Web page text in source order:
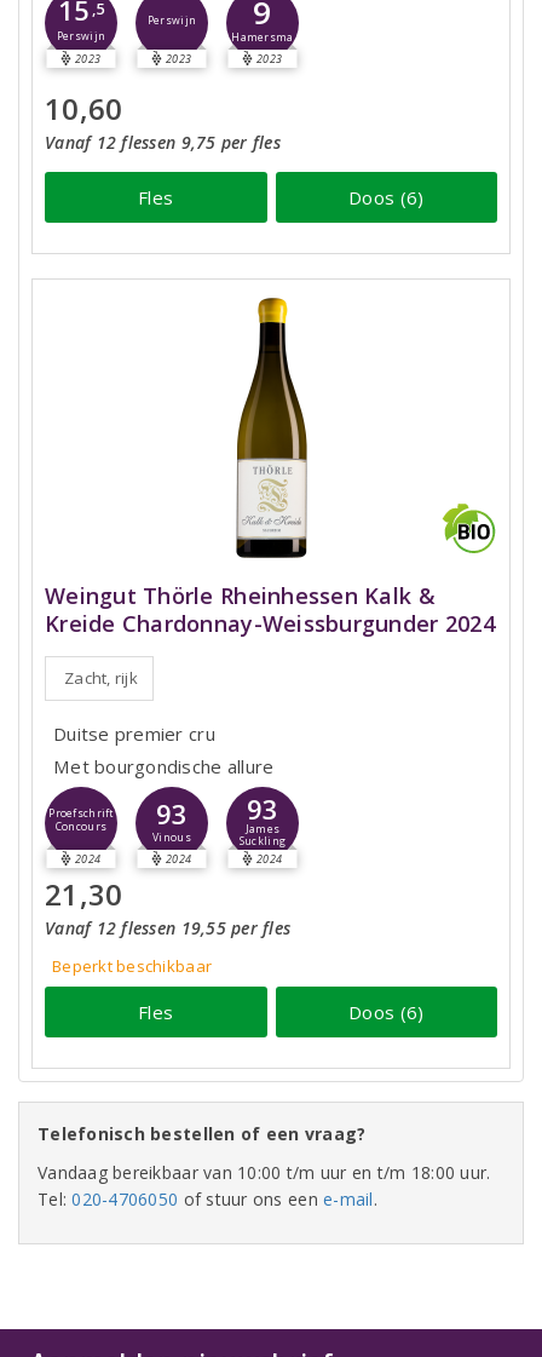
15 ,5
Perswijn
2023
Perswijn
2023
9
Hamersma
2023
10,60
Vanaf 12 flessen 9,75 per fles
Fles Doos (6)
Weingut Thörle Rheinhessen Kalk &
Kreide Chardonnay-Weissburgunder 2024
Zacht, rijk
Duitse premier cru
Met bourgondische allure
Proefschrift
Concours
2024
93
Vinous
2024
93
James
Suckling
2024
21,30
Vanaf 12 flessen 19,55 per fles
Beperkt beschikbaar
Fles Doos (6)
Telefonisch bestellen of een vraag?
Vandaag bereikbaar van 10:00 t/m uur en t/m 18:00 uur.
Tel:020-4706050 of stuur ons eene-mail.